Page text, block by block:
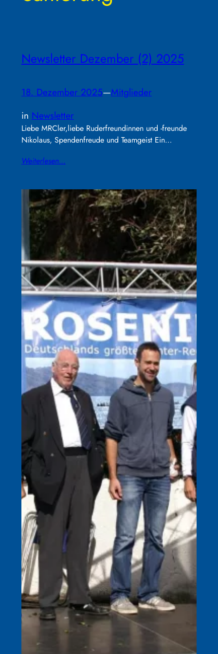
Newsletter Dezember (2) 2025
18. Dezember 2025—Mitglieder
in Newsletter
Liebe MRCler,liebe Ruderfreundinnen und -freunde
Nikolaus, Spendenfreude und Teamgeist Ein…
Weiterlesen…